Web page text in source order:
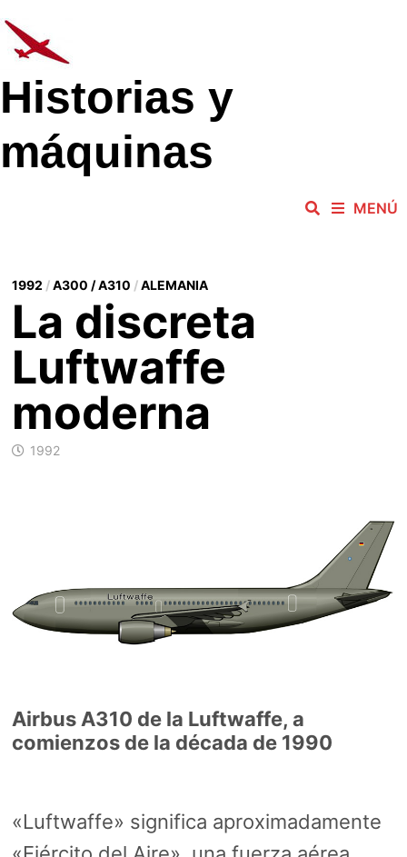
al
contenido
Historias y
máquinas
MENÚ
1992 /A300 / A310 /ALEMANIA
La discreta
Luftwaffe
moderna
1992
Airbus A310 de la Luftwaffe, a
comienzos de la década de 1990
«Luftwaffe» significa aproximadamente